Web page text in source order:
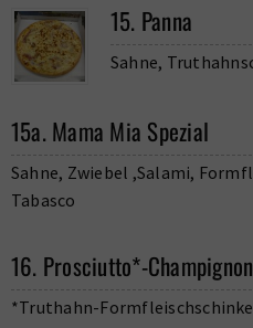
15. Panna
Sahne,
15a. Mama Mia Spezial
Sahne, Zwiebel ,Salami,
Tabasco
16. Prosciutto*-
*Truthahn-